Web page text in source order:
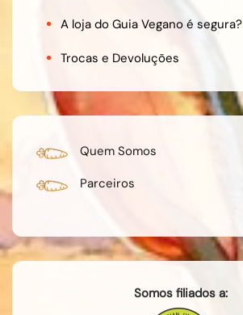
A loja do Guia Vegano é segura?
Trocas e Devoluções
Quem Somos
Parceiros
Somos filiados a: